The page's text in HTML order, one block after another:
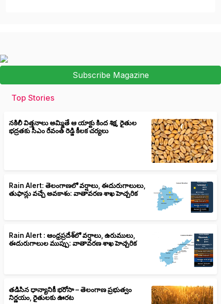
Subscribe Magazine
Top Stories
నకిలీ విత్తనాలు అమ్మితే ఆ యాక్టు కింద శిక్ష, రైతుల
భద్రతకు సీఎం రేవంత్ రెడ్డి కీలక చర్యలు
Rain Alert: తెలంగాణలో వర్షాలు, ఈదురుగాలులు,
తుఫాన్లు వచ్చే అవకాశం: వాతావరణ శాఖ హెచ్చరిక
Rain Alert : ఆంధ్రప్రదేశ్‌లో వర్షాలు, ఉరుములు,
ఈదురుగాలుల ముప్పు: వాతావరణ శాఖ హెచ్చరిక
తడిసిన ధాన్యానికీ భరోసా – తెలంగాణ ప్రభుత్వం
నిర్ణయం, రైతులకు ఊరట